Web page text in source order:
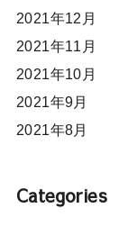
2021年12月
2021年11月
2021年10月
2021年9月
2021年8月
Categories